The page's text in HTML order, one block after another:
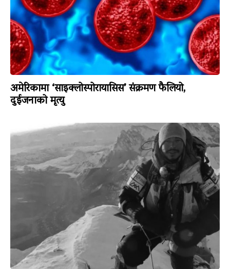
अमेरिकामा ‘साइक्लोस्पोरायासिस’ संक्रमण फैलियो,
दुईजनाको मृत्यु